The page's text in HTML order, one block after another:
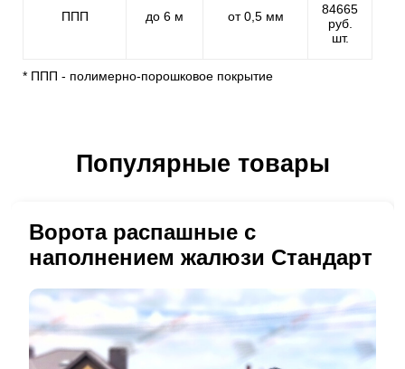
ППП до 6 м от 0,5 мм
84665
руб.
шт.
* ППП - полимерно-порошковое покрытие
Популярные товары
Ворота распашные с
наполнением жалюзи Стандарт